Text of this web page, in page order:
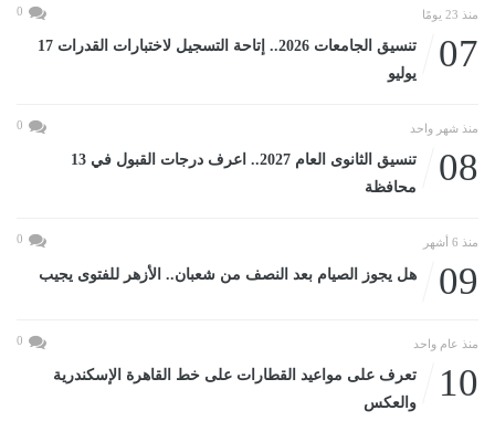
منذ 23 يومًا 0
07
تنسيق الجامعات 2026.. إتاحة التسجيل لاختبارات القدرات 17
يوليو
منذ شهر واحد 0
08
تنسيق الثانوى العام 2027.. اعرف درجات القبول في 13
محافظة
منذ 6 أشهر 0
09 هل يجوز الصيام بعد النصف من شعبان.. الأزهر للفتوى يجيب
منذ عام واحد 0
10
تعرف على مواعيد القطارات على خط القاهرة الإسكندرية
والعكس